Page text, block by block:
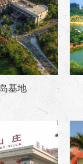
基地